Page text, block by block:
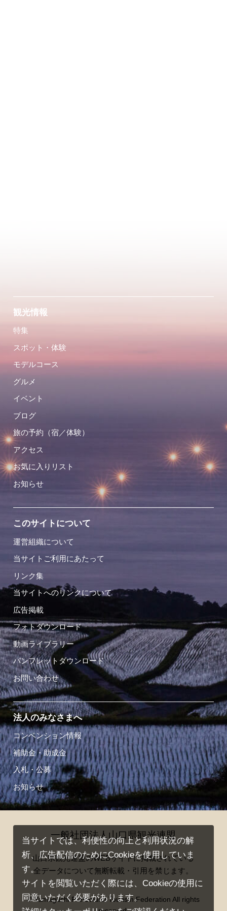
観光情報
特集
スポット・体験
モデルコース
グルメ
イベント
ブログ
旅の予約（宿／体験）
アクセス
お気に入りリスト
お知らせ
このサイトについて
運営組織について
当サイトご利用にあたって
リンク集
当サイトへのリンクについて
広告掲載
フォトダウンロード
動画ライブラリー
パンフレットダウンロード
お問い合わせ
法人のみなさまへ
コンベンション情報
補助金・助成金
入札・公募
お知らせ
一般社団法人山口県観光連盟
山口県観光連盟のWEBサイトに掲載されている
全データについて無断転載・引用を禁じます。
© Yamaguchi Prefectural Tourism Federation All rights
当サイトでは、利便性の向上と利用状況の解
析、広告配信のためにCookieを使用していま
す。
サイトを閲覧いただく際には、Cookieの使用に
同意いただく必要があります。